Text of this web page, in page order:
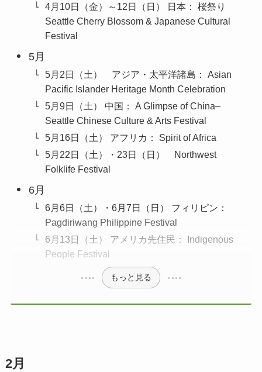
4月10日（金）～12日（日） 日本： 桜祭り
Seattle Cherry Blossom & Japanese Cultural
Festival
5月
5月2日（土） アジア・太平洋諸島： Asian
Pacific Islander Heritage Month Celebration
5月9日（土） 中国： A Glimpse of China–
Seattle Chinese Culture & Arts Festival
5月16日（土） アフリカ： Spirit of Africa
5月22日（土）・23日（日） Northwest
Folklife Festival
6月
6月6日（土）・6月7日（日） フィリピン：
Pagdiriwang Philippine Festival
6月13日（土） アメリカ先住民： Indigenous
People Festival
もっと見る
2月